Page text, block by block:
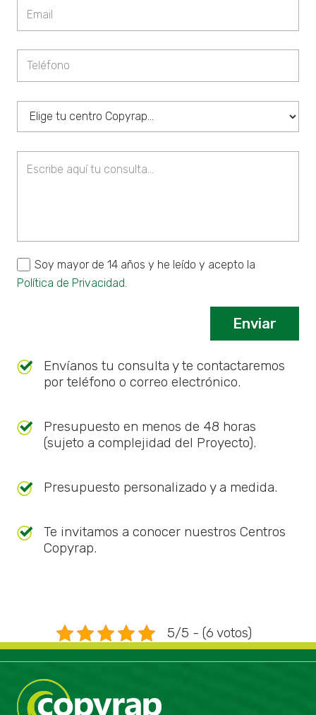
Soy mayor de 14 años y he leído y acepto la
Política de Privacidad
Envíanos tu consulta y te contactaremos
por teléfono o correo electrónico.
Presupuesto en menos de 48 horas
(sujeto a complejidad del Proyecto).
Presupuesto personalizado y a medida.
Te invitamos a conocer nuestros Centros
Copyrap.
5/5 - (6 votos)